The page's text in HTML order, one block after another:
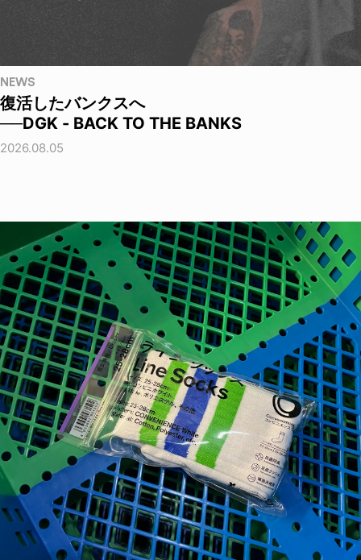
NEWS
復活したバンクスへ
──DGK - BACK TO THE BANKS
2026.08.05